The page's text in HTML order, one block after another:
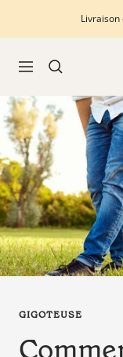
Navigation
GIGOTEUSE